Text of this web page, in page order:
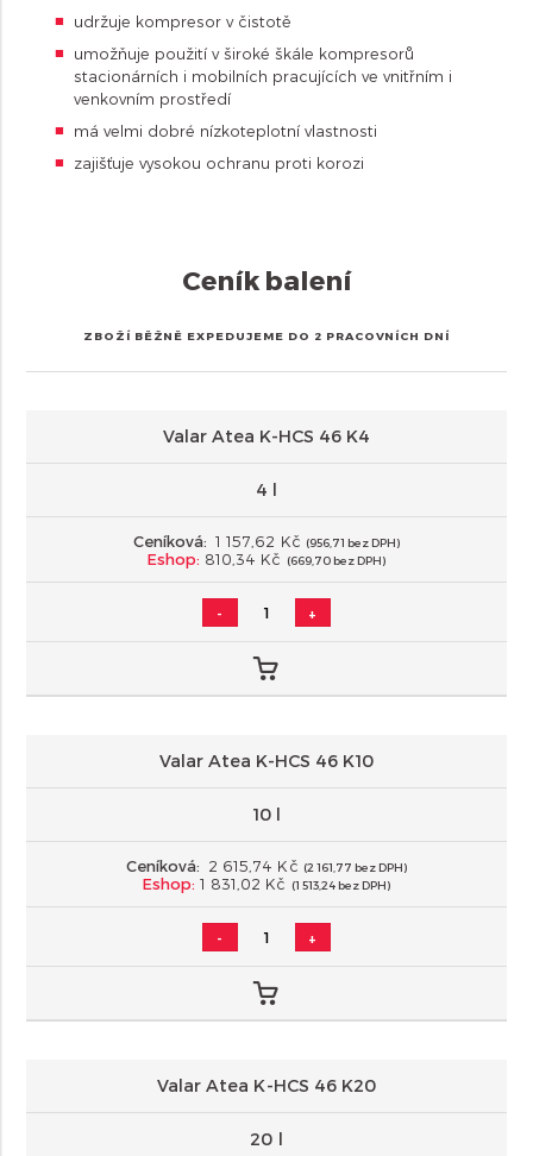
udržuje kompresor v čistotě
umožňuje použití v široké škále kompresorů
stacionárních i mobilních pracujících ve vnitřním i
venkovním prostředí
má velmi dobré nízkoteplotní vlastnosti
zajišťuje vysokou ochranu proti korozi
Ceník balení
ZBOŽÍ BĚŽNĚ EXPEDUJEME DO 2 PRACOVNÍCH DNÍ
Valar Atea K-HCS 46 K4
4 l
Ceníková: 1 157,62 Kč (956,71 bez DPH)
Eshop: 810,34 Kč (669,70 bez DPH)
- +
Valar Atea K-HCS 46 K10
10 l
Ceníková: 2 615,74 Kč (2 161,77 bez DPH)
Eshop: 1 831,02 Kč (1 513,24 bez DPH)
- +
Valar Atea K-HCS 46 K20
20 l